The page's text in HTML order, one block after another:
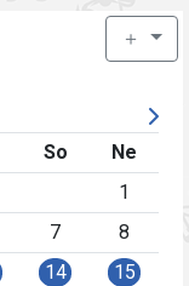
＋
So
Ne
1
7
8
14
15